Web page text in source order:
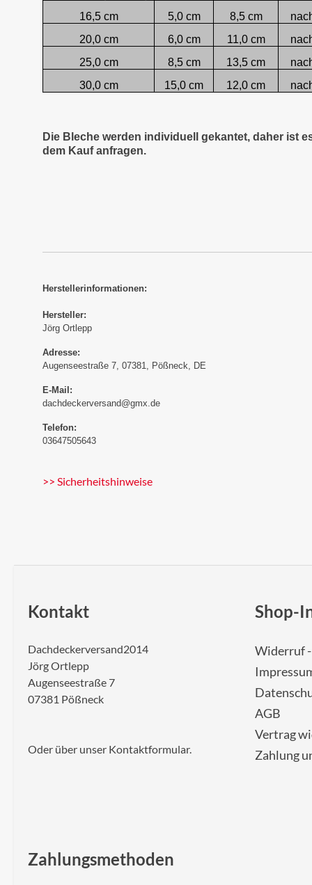
16,5 cm
5,0 cm 8,5 cm
20,0 cm
6,0 cm 11,0 cm
25,0 cm
8,5 cm 13,5 cm
30,0 cm
15,0 cm 12,0 cm
Die Bleche werden individuell gekantet, daher ist
dem Kauf anfragen.
Herstellerinformationen:
Hersteller:
Jörg Ortlepp
Adresse:
Augenseestraße 7, 07381, Pößneck, DE
E-Mail:
dachdeckerversand@gmx.de
Telefon:
03647505643
>> Sicherheitshinweise
Kontakt
Dachdeckerversand2014
Jörg Ortlepp
Augenseestraße 7
07381 Pößneck
Oder über unser Kontaktformular.
Shop-
Widerruf
AGB
Vertrag
Zahlung
Zahlungsmethoden